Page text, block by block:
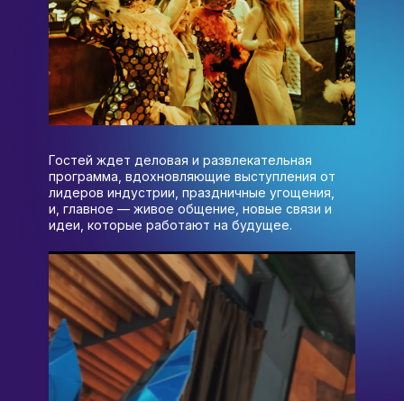
Гостей ждет деловая и развлекательная
программа, вдохновляющие выступления от
лидеров индустрии, праздничные угощения,
и, главное — живое общение, новые связи и
идеи, которые работают на будущее.